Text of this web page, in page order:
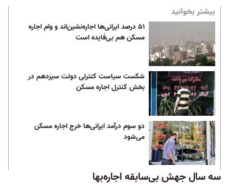
بیشتر بخوانید
۵۱ درصد ایرانی‌ها اجاره‌نشین‌اند و وام اجاره
مسکن هم بی‌فایده است
شکست سیاست کنترلی دولت سیزدهم در
بخش کنترل اجاره مسکن
دو سوم درآمد ایرانی‌ها خرج اجاره مسکن
می‌شود
سه سال جهش بی‌سابقه اجاره‌بها